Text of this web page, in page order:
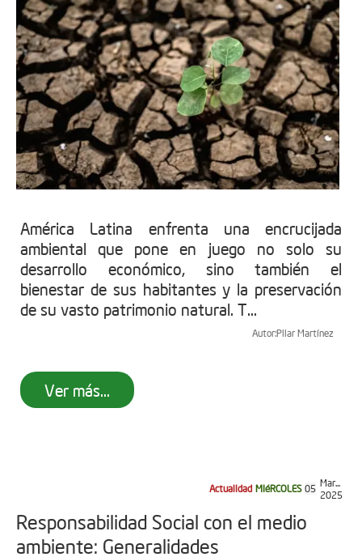
América Latina enfrenta una encrucijada
ambiental que pone en juego no solo su
desarrollo económico, sino también el
bienestar de sus habitantes y la preservación
de su vasto patrimonio natural. T...
Autor:Pilar Martínez
Ver más...
Actualidad MIéRCOLES 05 Mar...
2025
Responsabilidad Social con el medio
ambiente: Generalidades